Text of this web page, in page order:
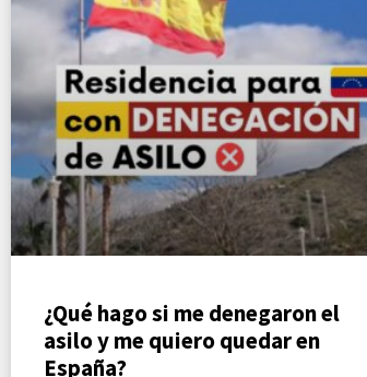
¿Qué hago si me denegaron el
asilo y me quiero quedar en
España?